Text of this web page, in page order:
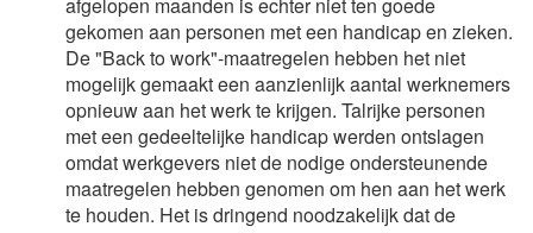
gekomen aan personen met een handicap en zieken.
De "Back to work"-maatregelen hebben het niet
mogelijk gemaakt een aanzienlijk aantal werknemers
opnieuw aan het werk te krijgen. Talrijke personen
met een gedeeltelijke handicap werden ontslagen
omdat werkgevers niet de nodige ondersteunende
maatregelen hebben genomen om hen aan het werk
te houden. Het is dringend noodzakelijk dat de